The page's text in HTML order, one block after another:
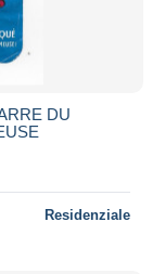
DU
Residenziale